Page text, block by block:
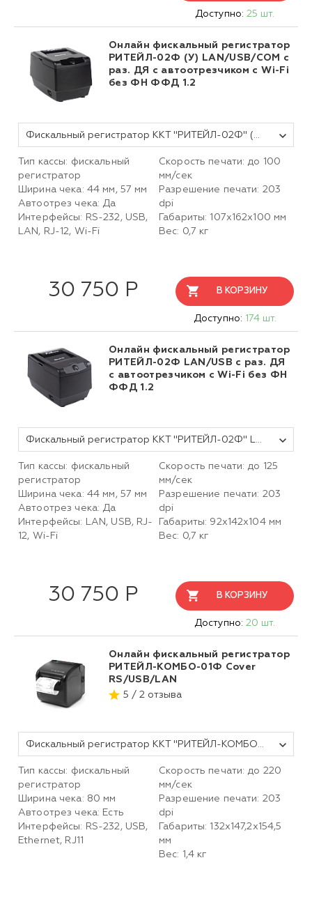
Доступно: 25 шт.
Онлайн фискальный регистратор
РИТЕЙЛ-02Ф (У) LAN/USB/COM с
раз. ДЯ с автоотрезчиком c Wi-Fi
без ФН ФФД 1.2
Фискальный регистратор ККТ "РИТЕЙЛ-02Ф" (У) LAN/USB/COM с раз. ДЯ с автоотрезчиком с Wi-Fi (черный) без ФН
Тип кассы: фискальный
регистратор
Ширина чека: 44 мм, 57 мм
Автоотрез чека: Да
Интерфейсы: RS-232, USB,
LAN, RJ-12, Wi-Fi
Скорость печати: до 100
мм/сек
Разрешение печати: 203
dpi
Габариты: 107х162х100 мм
Вес: 0,7 кг
30 750 Р В КОРЗИНУ
Доступно: 174 шт.
Онлайн фискальный регистратор
РИТЕЙЛ-02Ф LAN/USB с раз. ДЯ
с автоотрезчиком с Wi-Fi без ФН
ФФД 1.2
Фискальный регистратор ККТ "РИТЕЙЛ-02Ф" LAN/USB с раз. ДЯ с автоотрезчиком c Wi-Fi (черный) без ФН ФФД 1.2
Тип кассы: фискальный
регистратор
Ширина чека: 44 мм, 57 мм
Автоотрез чека: Да
Интерфейсы: LAN, USB, RJ-
12, Wi-Fi
Скорость печати: до 125
мм/сек
Разрешение печати: 203
dpi
Габариты: 92х142х104мм
Вес: 0,7 кг
30 750 Р В КОРЗИНУ
Доступно: 20 шт.
Онлайн фискальный регистратор
РИТЕЙЛ-КОМБО-01Ф Cover
RS/USB/LAN
5 / 2 отзыва
Фискальный регистратор ККТ "РИТЕЙЛ-КОМБО-01Ф" Cover ФФД 1.2 RS/USB/LAN черный без ФН
Тип кассы: фискальный
регистратор
Ширина чека: 80 мм
Автоотрез чека: Есть
Интерфейсы: RS-232, USB,
Ethernet, RJ11
Скорость печати: до 220
мм/сек
Разрешение печати: 203
dpi
Габариты: 132х147,2х154,5
мм
Вес: 1,4 кг